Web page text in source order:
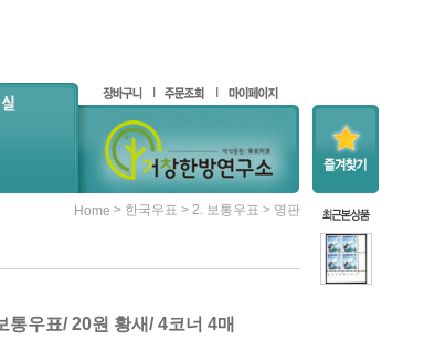
Home > 한국우표 > 2. 보통우표 > 명판
통우표/ 20원 황새/ 4코너 4매